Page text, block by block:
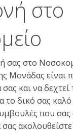
στο
σας στο
Μονάδας είναι
και να δεχτεί
το δικό σας
που σας
ακολουθείστε